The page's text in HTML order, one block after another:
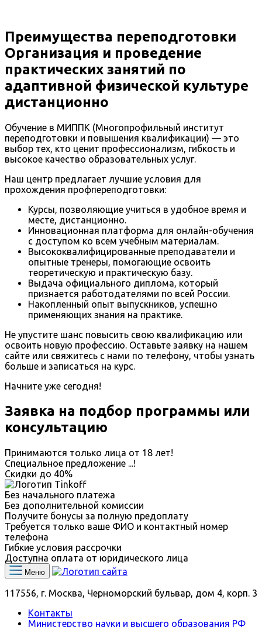
Преимущества переподготовки
Организация и проведение
практических занятий по
адаптивной физической культуре
дистанционно
Обучение в МИППК (Многопрофильный институт
переподготовки и повышения квалификации) — это
выбор тех, кто ценит профессионализм, гибкость и
высокое качество образовательных услуг.
Наш центр предлагает лучшие условия для
прохождения профпереподготовки:
Курсы, позволяющие учиться в удобное время и
месте, дистанционно.
Инновационная платформа для онлайн-обучения
с доступом ко всем учебным материалам.
Высококвалифицированные преподаватели и
опытные тренеры, помогающие освоить
теоретическую и практическую базу.
Выдача официального диплома, который
признается работодателями по всей России.
Накопленный опыт выпускников, успешно
применяющих знания на практике.
Не упустите шанс повысить свою квалификацию или
освоить новую профессию. Оставьте заявку на нашем
сайте или свяжитесь с нами по телефону, чтобы узнать
больше и записаться на курс.
Начните уже сегодня!
Заявка на подбор программы или
консультацию
Принимаются только лица от 18 лет!
Специальное предложение
!
Скидки до 40%
Без начального платежа
Без дополнительной комиссии
Получите бонусы за полную предоплату
Требуется только ваше ФИО и контактный номер
телефона
Гибкие условия рассрочки
Доступна оплата от юридического лица
Меню
117556, г. Москва, Черноморский бульвар, дом 4, корп. 3
Контакты
Министерство науки и высшего образования РФ